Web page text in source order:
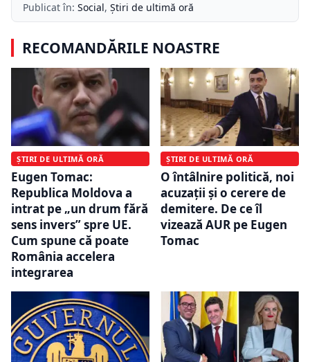
Publicat în: Social, Știri de ultimă oră
RECOMANDĂRILE NOASTRE
ȘTIRI DE ULTIMĂ ORĂ
Eugen Tomac:
Republica Moldova a
intrat pe „un drum fără
sens invers” spre UE.
Cum spune că poate
România accelera
integrarea
ȘTIRI DE ULTIMĂ ORĂ
O întâlnire politică, noi
acuzații și o cerere de
demitere. De ce îl
vizează AUR pe Eugen
Tomac